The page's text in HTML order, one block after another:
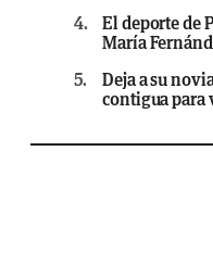
4.
El deporte de
María
5.
Deja a su
contigua para